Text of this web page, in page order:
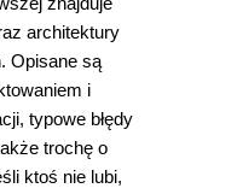
architektury
Opisane są
i
typowe błędy
trochę o
ktoś nie lubi,